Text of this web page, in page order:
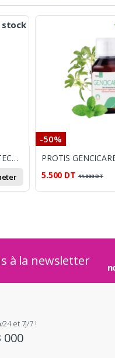
stock
GUM BROSSE A DENTS TECHNIQUE PLUS MEDIUM
-50%
5.500 DT 11.000DT
à la newsletter
et 7j/7 !
000